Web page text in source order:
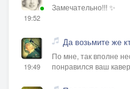
19:52
Замечательно!!! ✨
19:49
Да возьмите же
По мне, так вполне
понравился ваш